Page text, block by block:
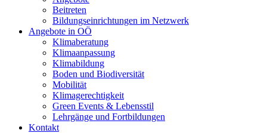
Beitreten
Bildungseinrichtungen im Netzwerk
Angebote in OÖ
Klimaberatung
Klimaanpassung
Klimabildung
Boden und Biodiversität
Mobilität
Klimagerechtigkeit
Green Events & Lebensstil
Lehrgänge und Fortbildungen
Kontakt